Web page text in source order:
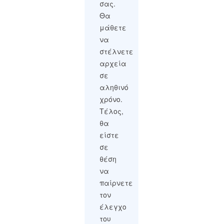
σας.
Θα
μάθετε
να
στέλνετε
αρχεία
σε
αληθινό
χρόνο.
Τέλος,
θα
είστε
σε
θέση
να
παίρνετε
τον
έλεγχο
του